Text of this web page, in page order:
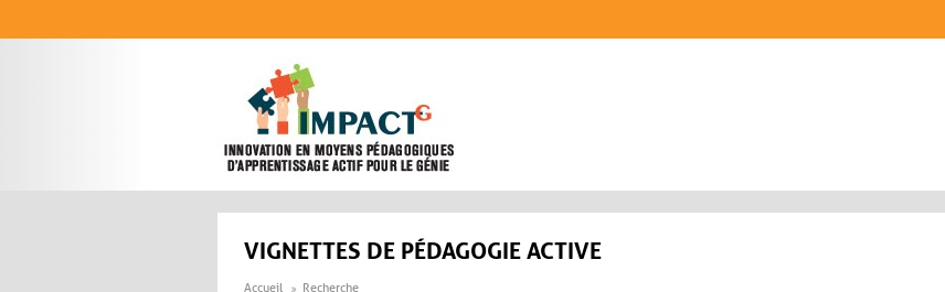
VIGNETTES DE PÉDAGOGIE ACTIVE
Accueil Recherche